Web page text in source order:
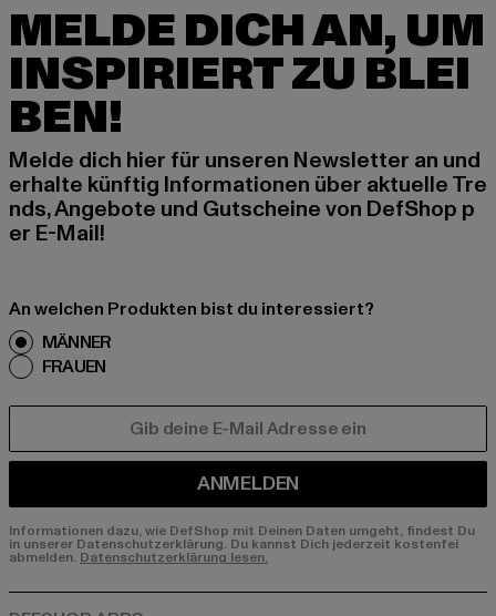
MELDE DICH AN, UM
INSPIRIERT ZU BLEI
BEN!
Melde dich hier für unseren Newsletter an und
erhalte künftig Informationen über aktuelle Tre
nds, Angebote und Gutscheine von DefShop p
er E-Mail!
An welchen Produkten bist du interessiert?
MÄNNER
FRAUEN
ANMELDEN
Informationen dazu, wie DefShop mit Deinen Daten umgeht, findest Du
in unserer Datenschutzerklärung. Du kannst Dich jederzeit kostenfei
abmelden. Datenschutzerklärung lesen.